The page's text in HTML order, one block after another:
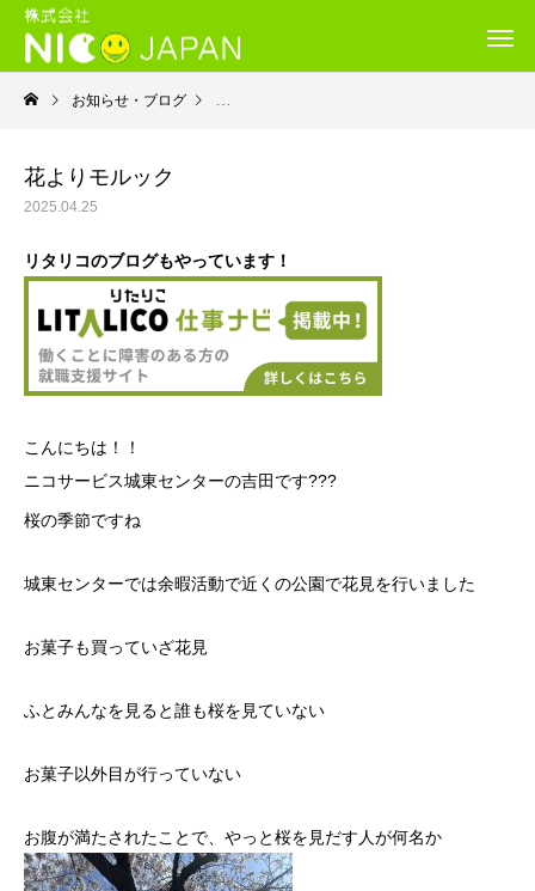
お知らせ・ブログ 就労移行支援・ニコサービス城東センター
花よりモルック
2025.04.25
リタリコのブログもやっています！
こんにちは！！
ニコサービス城東センターの吉田です???
桜の季節ですね
城東センターでは余暇活動で近くの公園で花見を行いました
お菓子も買っていざ花見
ふとみんなを見ると誰も桜を見ていない
お菓子以外目が行っていない
お腹が満たされたことで、やっと桜を見だす人が何名か